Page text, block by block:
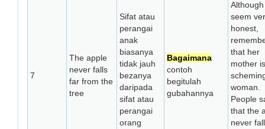
7
The apple
never falls
far from the
tree
Sifat atau
perangai
anak
biasanya
tidak jauh
bezanya
daripada
sifat atau
perangai
orang
Bagaimana
contoh
begitulah
gubahannya
seem
honest,
that her
mother
woman.
People
that the
never